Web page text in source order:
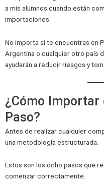
a mis alumnos cuando están
importaciones.
No importa si te encuentras en
Argentina o cualquier otro país
ayudarán a reducir riesgos y
¿Cómo Importar
Paso?
Antes de realizar cualquier
una metodología estructurada.
Estos son los ocho pasos que
comenzar correctamente.